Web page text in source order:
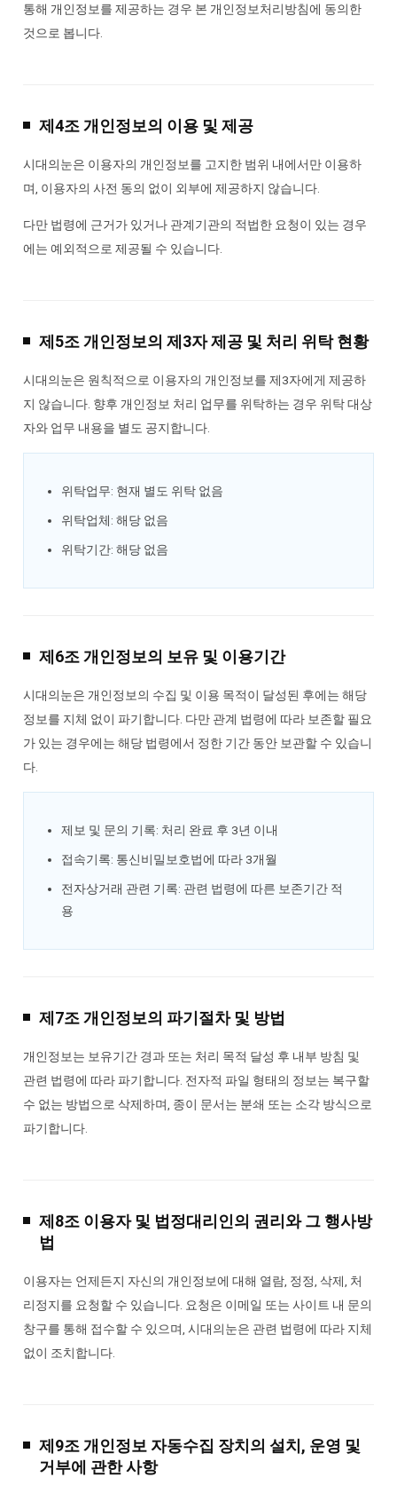
통해 개인정보를 제공하는 경우 본 개인정보처리방침에 동의한
것으로 봅니다.
제4조 개인정보의 이용 및 제공
시대의눈은 이용자의 개인정보를 고지한 범위 내에서만 이용하
며, 이용자의 사전 동의 없이 외부에 제공하지 않습니다.
다만 법령에 근거가 있거나 관계기관의 적법한 요청이 있는 경우
에는 예외적으로 제공될 수 있습니다.
제5조 개인정보의 제3자 제공 및 처리 위탁 현황
시대의눈은 원칙적으로 이용자의 개인정보를 제3자에게 제공하
지 않습니다. 향후 개인정보 처리 업무를 위탁하는 경우 위탁 대상
자와 업무 내용을 별도 공지합니다.
위탁업무: 현재 별도 위탁 없음
위탁업체: 해당 없음
위탁기간: 해당 없음
제6조 개인정보의 보유 및 이용기간
시대의눈은 개인정보의 수집 및 이용 목적이 달성된 후에는 해당
정보를 지체 없이 파기합니다. 다만 관계 법령에 따라 보존할 필요
가 있는 경우에는 해당 법령에서 정한 기간 동안 보관할 수 있습니
다.
제보 및 문의 기록: 처리 완료 후 3년 이내
접속기록: 통신비밀보호법에 따라 3개월
전자상거래 관련 기록: 관련 법령에 따른 보존기간 적
용
제7조 개인정보의 파기절차 및 방법
개인정보는 보유기간 경과 또는 처리 목적 달성 후 내부 방침 및
관련 법령에 따라 파기합니다. 전자적 파일 형태의 정보는 복구할
수 없는 방법으로 삭제하며, 종이 문서는 분쇄 또는 소각 방식으로
파기합니다.
제8조 이용자 및 법정대리인의 권리와 그 행사방
법
이용자는 언제든지 자신의 개인정보에 대해 열람, 정정, 삭제, 처
리정지를 요청할 수 있습니다. 요청은 이메일 또는 사이트 내 문의
창구를 통해 접수할 수 있으며, 시대의눈은 관련 법령에 따라 지체
없이 조치합니다.
제9조 개인정보 자동수집 장치의 설치, 운영 및
거부에 관한 사항